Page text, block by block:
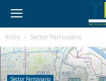
Inicio Sector Ferroviario
Sector Ferroviario